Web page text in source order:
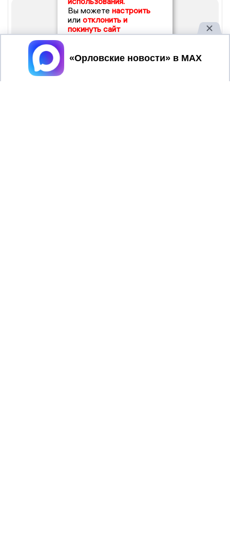
Вы можете настроить
или отклонить и
покинуть сайт
Принять